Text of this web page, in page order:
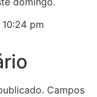
10:24 pm
Campos